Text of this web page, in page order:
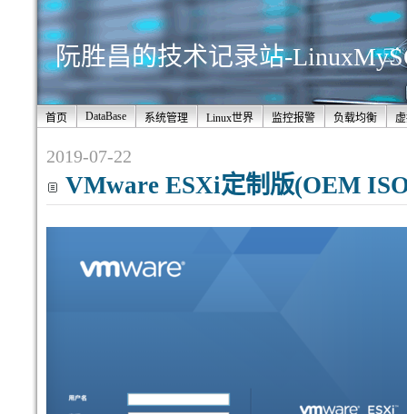
阮胜昌的技术记录站-
首页 DataBase 系统管理 Linux世界 监控报警 负载均衡
2019-07-22
VMware ESXi定制版(OEM